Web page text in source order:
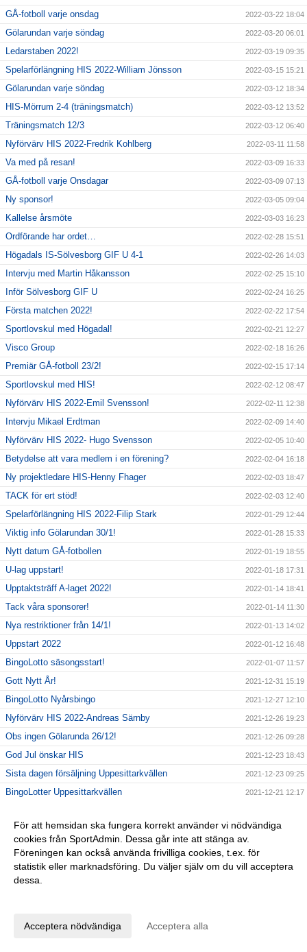
GÅ-fotboll varje onsdag 2022-03-22 18:04
Gölarundan varje söndag 2022-03-20 06:01
Ledarstaben 2022! 2022-03-19 09:35
Spelarförlängning HIS 2022-William Jönsson 2022-03-15 15:21
Gölarundan varje söndag 2022-03-12 18:34
HIS-Mörrum 2-4 (träningsmatch) 2022-03-12 13:52
Träningsmatch 12/3 2022-03-12 06:40
Nyförvärv HIS 2022-Fredrik Kohlberg 2022-03-11 11:58
Va med på resan! 2022-03-09 16:33
GÅ-fotboll varje Onsdagar 2022-03-09 07:13
Ny sponsor! 2022-03-05 09:04
Kallelse årsmöte 2022-03-03 16:23
Ordförande har ordet… 2022-02-28 15:51
Högadals IS-Sölvesborg GIF U 4-1 2022-02-26 14:03
Intervju med Martin Håkansson 2022-02-25 15:10
Inför Sölvesborg GIF U 2022-02-24 16:25
Första matchen 2022! 2022-02-22 17:54
Sportlovskul med Högadal! 2022-02-21 12:27
Visco Group 2022-02-18 16:26
Premiär GÅ-fotboll 23/2! 2022-02-15 17:14
Sportlovskul med HIS! 2022-02-12 08:47
Nyförvärv HIS 2022-Emil Svensson! 2022-02-11 12:38
Intervju Mikael Erdtman 2022-02-09 14:40
Nyförvärv HIS 2022- Hugo Svensson 2022-02-05 10:40
Betydelse att vara medlem i en förening? 2022-02-04 16:18
Ny projektledare HIS-Henny Fhager 2022-02-03 18:47
TACK för ert stöd! 2022-02-03 12:40
Spelarförlängning HIS 2022-Filip Stark 2022-01-29 12:44
Viktig info Gölarundan 30/1! 2022-01-28 15:33
Nytt datum GÅ-fotbollen 2022-01-19 18:55
U-lag uppstart! 2022-01-18 17:31
Upptaktsträff A-laget 2022! 2022-01-14 18:41
Tack våra sponsorer! 2022-01-14 11:30
Nya restriktioner från 14/1! 2022-01-13 14:02
Uppstart 2022 2022-01-12 16:48
BingoLotto säsongsstart! 2022-01-07 11:57
Gott Nytt År! 2021-12-31 15:19
BingoLotto Nyårsbingo 2021-12-27 12:10
Nyförvärv HIS 2022-Andreas Särnby 2021-12-26 19:23
Obs ingen Gölarunda 26/12! 2021-12-26 09:28
God Jul önskar HIS 2021-12-23 18:43
Sista dagen försäljning Uppesittarkvällen 2021-12-23 09:25
BingoLotter Uppesittarkvällen 2021-12-21 12:17
Nyförvärv HIS 2022-Sebastian Wikell 2021-12-19 14:59
Gölarundan 4:e advent 2021-12-19 08:17
Nyförvärv HIS 2022-Anton Asplund 2021-12-18 17:14
KM 2021 INSTÄLLT
Nyförvärv HIS 2022-Samem Sattar
För att hemsidan ska fungera korrekt använder vi nödvändiga
cookies från SportAdmin. Dessa går inte att stänga av.
Föreningen kan också använda frivilliga cookies, t.ex. för
statistik eller marknadsföring. Du väljer själv om du vill acceptera
dessa.
Acceptera nödvändiga Acceptera alla